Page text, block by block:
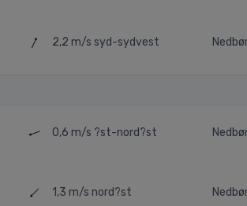
2,2 m/ssyd-sydvest
0,6 m/s ?st-nord?st
1,3 m/s nord?st